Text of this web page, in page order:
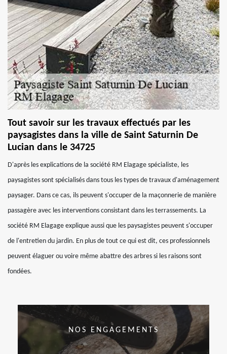
Tout savoir sur les travaux effectués par les
paysagistes dans la ville de Saint Saturnin De
Lucian dans le 34725
D'après les explications de la société RM Elagage spécialiste, les
paysagistes sont spécialisés dans tous les types de travaux d'aménagement
paysager. Dans ce cas, ils peuvent s'occuper de la maçonnerie de manière
passagère avec les interventions consistant dans les terrassements. La
société RM Elagage explique aussi que les paysagistes peuvent s'occuper
de l'entretien du jardin. En plus de tout ce qui est dit, ces professionnels
peuvent élaguer ou voire même abattre des arbres si les raisons sont
fondées.
NOS ENGAGEMENTS